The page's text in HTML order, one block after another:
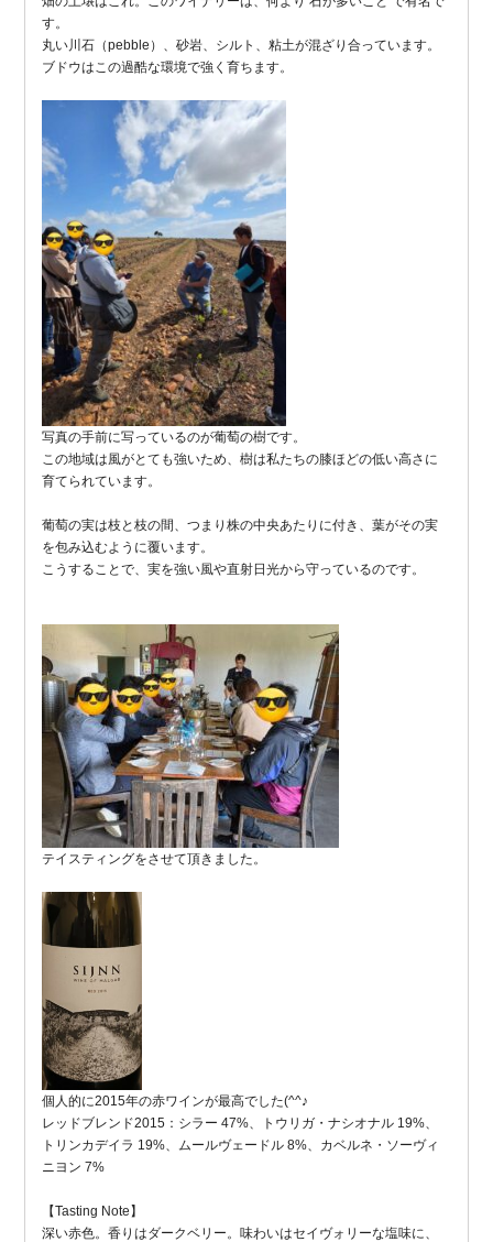
す。
丸い川石（pebble）、砂岩、シルト、粘土が混ざり合っています。
ブドウはこの過酷な環境で強く育ちます。
写真の手前に写っているのが葡萄の樹です。
この地域は風がとても強いため、樹は私たちの膝ほどの低い高さに
育てられています。
葡萄の実は枝と枝の間、つまり株の中央あたりに付き、葉がその実
を包み込むように覆います。
こうすることで、実を強い風や直射日光から守っているのです。
テイスティングをさせて頂きました。
個人的に2015年の赤ワインが最高でした(^^♪
レッドブレンド2015：シラー 47%、トウリガ・ナシオナル 19%、
トリンカデイラ 19%、ムールヴェードル 8%、カベルネ・ソーヴィ
ニヨン 7%
【Tasting Note】
深い赤色。香りはダークベリー。味わいはセイヴォリーな塩味に、